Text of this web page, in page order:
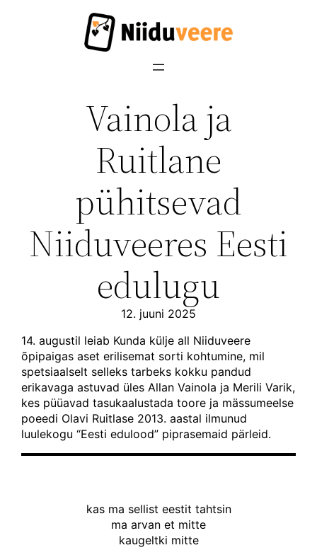
Vainola ja
Ruitlane
pühitsevad
Niiduveeres Eesti
edulugu
12. juuni 2025
14. augustil leiab Kunda külje all Niiduveere
õpipaigas aset erilisemat sorti kohtumine, mil
spetsiaalselt selleks tarbeks kokku pandud
erikavaga astuvad üles Allan Vainola ja Merili Varik,
kes püüavad tasukaalustada toore ja mässumeelse
poeedi Olavi Ruitlase 2013. aastal ilmunud
luulekogu “Eesti edulood” piprasemaid pärleid.
kas ma sellist eestit tahtsin
ma arvan et mitte
kaugeltki mitte